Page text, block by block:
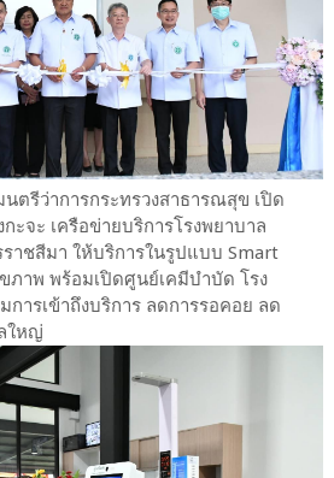
ตรีว่าการกระทรวงสาธารณสุข เปิด
จะ เครือข่ายบริการโรงพยาบาล
าชสีมา ให้บริการในรูปแบบ Smart
าพ พร้อมเปิดศูนย์เคมีบำบัด โรง
การเข้าถึงบริการ ลดการรอคอย ลด
ใหญ่